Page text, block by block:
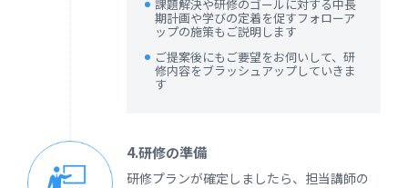
課題解決や研修のゴールに対する中長
期計画や学びの定着を促すフォローア
ップの施策もご説明します
ご提案後にもご要望をお伺いして、研
修内容をブラッシュアップしていきま
す
4.研修の準備
研修プランが確定しましたら、担当講師の